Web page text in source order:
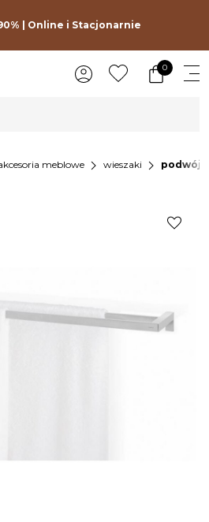
| Online i Stacjonarnie
0
meblowe chevron_right wieszaki chevron_right
favorite